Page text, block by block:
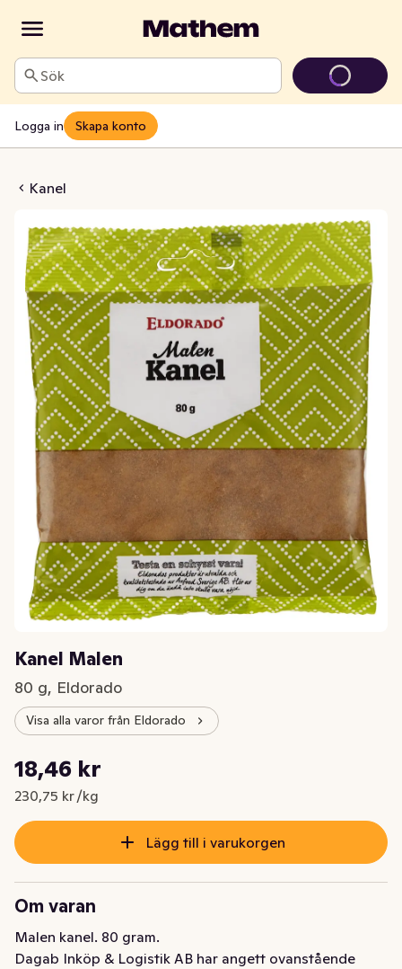
Sök
Logga in Skapa konto
Kanel
Malen
Kanel Malen
80 g, Eldorado
Visa alla varor från Eldorado
Nuvarande pris är: 18,46 kr
18,46 kr
230,75 kr /kg
Styckpris: 230,75 kr /kg
Lägg till i varukorgen
Om varan
Malen kanel. 80 gram.
Dagab Inköp & Logistik AB har angett ovanstående